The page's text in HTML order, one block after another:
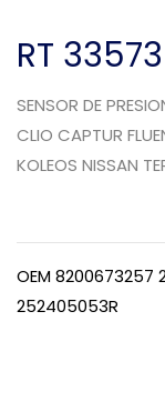
RT 33573
SENSOR DE
CLIO CAPTUR
KOLEOS NISSAN
OEM 8200673257
252405053R